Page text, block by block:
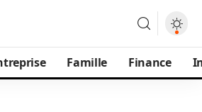
Famille Finance